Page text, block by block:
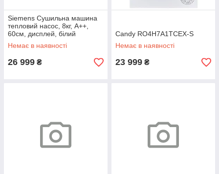
Siemens Сушильна машина
тепловий насос, 8кг, A++,
60см, дисплей, білий
Немає в наявності
26 999 ₴
Candy RO4H7A1TCEX-S
Немає в наявності
23 999 ₴